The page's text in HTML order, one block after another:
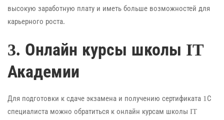
высокую заработную плату и иметь больше возможностей для
карьерного роста.
3. Онлайн курсы школы IT
Академии
Для подготовки к сдаче экзамена и получению сертификата 1С
специалиста можно обратиться к онлайн курсам школы IT